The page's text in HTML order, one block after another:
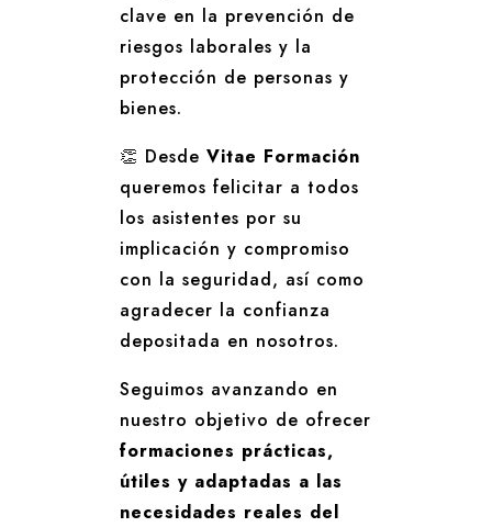
clave en la prevención de
riesgos laborales y la
protección de personas y
bienes.
👏 DesdeVitae Formación
queremos felicitar a todos
los asistentes por su
implicación y compromiso
con la seguridad, así como
agradecer la confianza
depositada en nosotros.
Seguimos avanzando en
nuestro objetivo de ofrecer
formaciones prácticas,
útiles y adaptadas a las
necesidades reales del